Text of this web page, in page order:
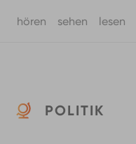
hören sehen lesen
POLITIK